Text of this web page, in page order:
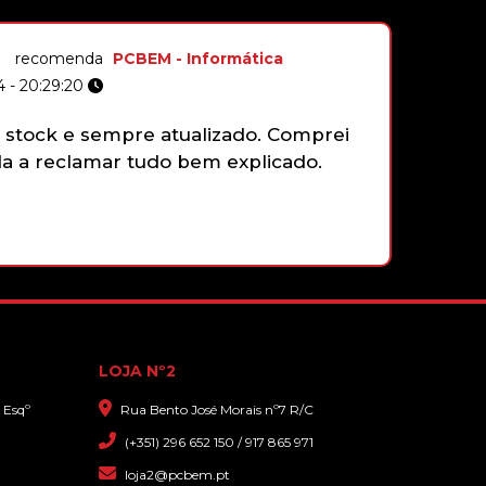
DISCO M.2 PCIE3.0 2280 SSD
KLEVV CRAS C715 512GB
recomenda
PCBEM - Informática
- 20:29:20
e sempre atualizado. Comprei
a reclamar tudo bem explicado.
LOJA Nº2
Rua Bento José Morais nº7 R/C
(+351) 296 652 150 / 917 865 971
loja2@pcbem.pt